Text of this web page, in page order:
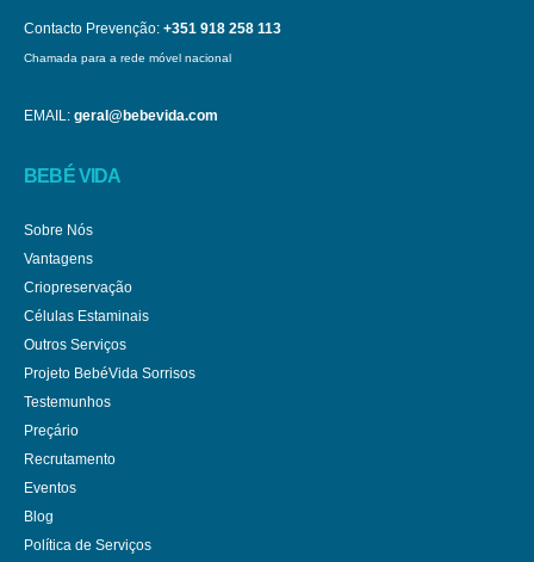
Contacto Prevenção: +351 918 258 113
Chamada para a rede móvel nacional
EMAIL: geral@bebevida.com
BEBÉ VIDA
Sobre Nós
Vantagens
Criopreservação
Células Estaminais
Outros Serviços
Projeto BebéVida Sorrisos
Testemunhos
Preçário
Recrutamento
Eventos
Blog
Política de Serviços